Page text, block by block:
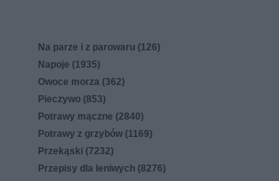
Na parze i z parowaru (126)
Napoje (1935)
Owoce morza (362)
Pieczywo (853)
Potrawy mączne (2840)
Potrawy z grzybów (1169)
Przekąski (7232)
Przepisy dla leniwych (8276)